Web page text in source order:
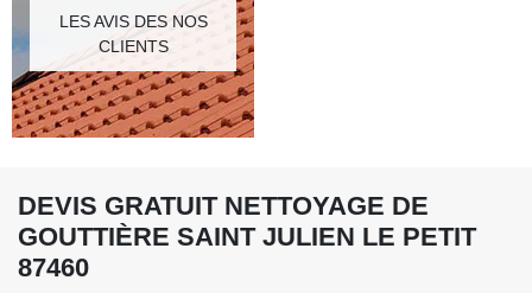
LES AVIS DES NOS
CLIENTS
DEVIS GRATUIT NETTOYAGE DE
GOUTTIÈRE SAINT JULIEN LE PETIT
87460